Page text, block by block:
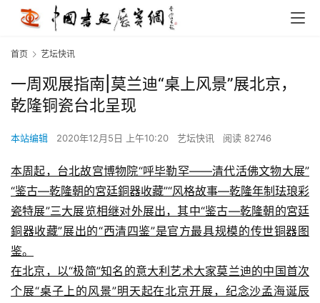
首页 艺坛快讯
一周观展指南|莫兰迪“桌上风景”展北京，
乾隆铜瓷台北呈现
本站编辑 2020年12月5日 上午10:20 艺坛快讯 阅读 82746
本周起，台北故宫博物院“呼毕勒罕——清代活佛文物大展”
“鉴古—乾隆朝的宮廷銅器收藏”“风格故事—乾隆年制珐琅彩
瓷特展”三大展览相继对外展出，其中“鉴古—乾隆朝的宮廷
銅器收藏”展出的“西清四鉴”是官方最具规模的传世铜器图
鉴。
在北京，以“极简”知名的意大利艺术大家莫兰迪的中国首次
个展“桌子上的风景”明天起在北京开展，纪念沙孟海诞辰